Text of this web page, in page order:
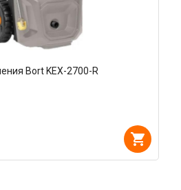
Bort KEX-2700-R